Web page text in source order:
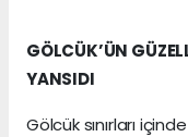
GÖLCÜK’ÜN
YANSIDI
Gölcük sınırları